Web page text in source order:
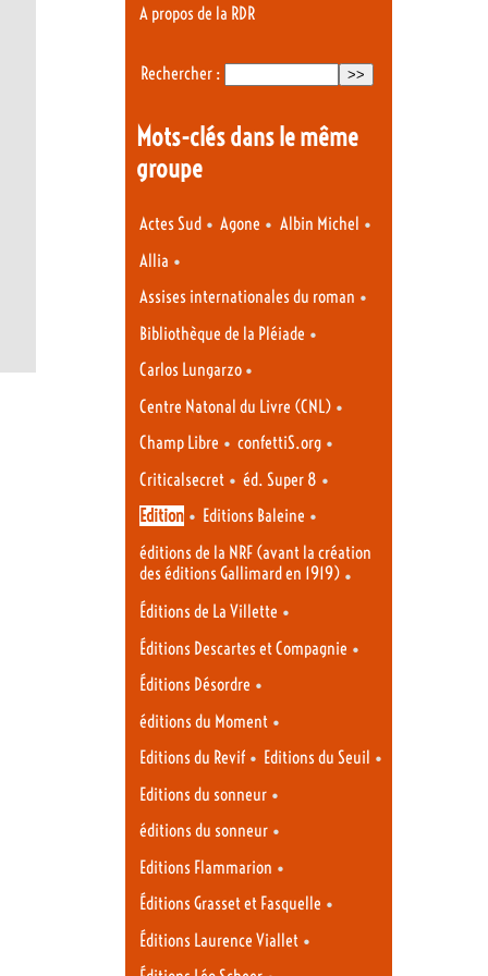
A propos de la RDR
Rechercher :
Mots-clés dans le même
groupe
Actes Sud • Agone • Albin Michel •
Allia •
Assises internationales du roman •
Bibliothèque de la Pléiade •
Carlos Lungarzo •
Centre Natonal du Livre (CNL) •
Champ Libre • confettiS.org •
Criticalsecret • éd. Super 8 •
Edition • Editions Baleine •
éditions de la NRF (avant la création
des éditions Gallimard en 1919) •
Éditions de La Villette •
Éditions Descartes et Compagnie •
Éditions Désordre •
éditions du Moment •
Editions du Revif • Editions du Seuil •
Editions du sonneur •
éditions du sonneur •
Editions Flammarion •
Éditions Grasset et Fasquelle •
Éditions Laurence Viallet •